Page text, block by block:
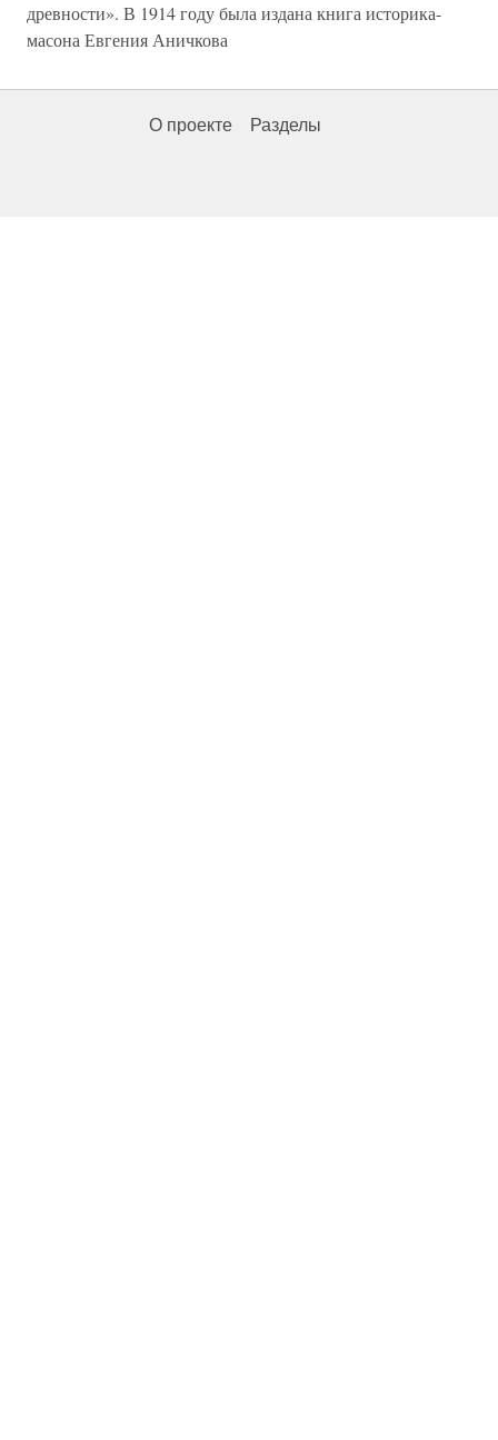
древности». В 1914 году была издана книга историка-
масона Евгения Аничкова
О проекте Разделы